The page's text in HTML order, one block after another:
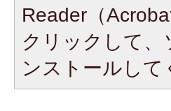
Reader（
クリックして
ンストールして